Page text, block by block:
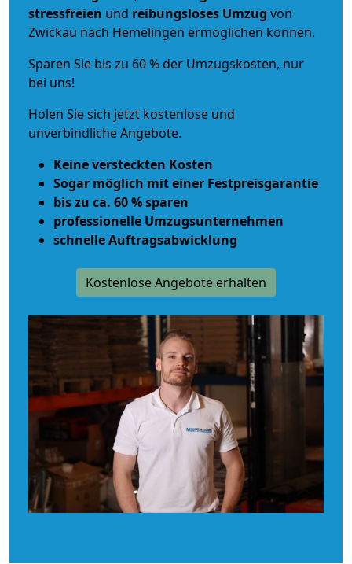
stressfreien und reibungsloses Umzug von
Zwickau nach Hemelingen ermöglichen können.
Sparen Sie bis zu 60 % der Umzugskosten, nur
bei uns!
Holen Sie sich jetzt kostenlose und
unverbindliche Angebote.
Keine versteckten Kosten
Sogar möglich mit einer Festpreisgarantie
bis zu ca. 60 % sparen
professionelle Umzugsunternehmen
schnelle Auftragsabwicklung
Kostenlose Angebote erhalten